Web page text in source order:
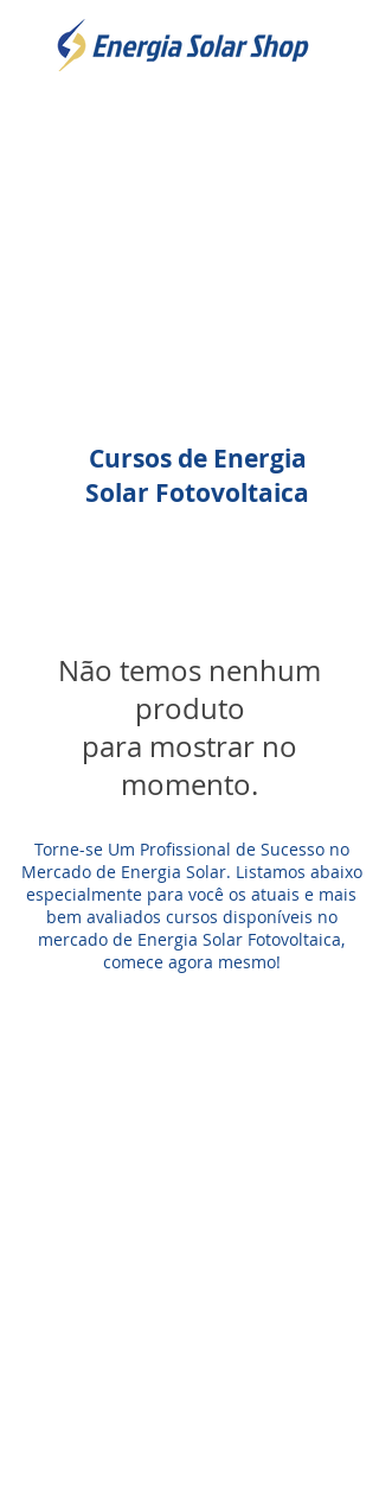
Cursos de Energia
Solar Fotovoltaica
Não temos nenhum
produto
para mostrar no
momento.
Torne-se Um Profissional de Sucesso no
Mercado de Energia Solar. Listamos abaixo
especialmente para você os atuais e mais
bem avaliados cursos disponíveis no
mercado de Energia Solar Fotovoltaica,
comece agora mesmo!